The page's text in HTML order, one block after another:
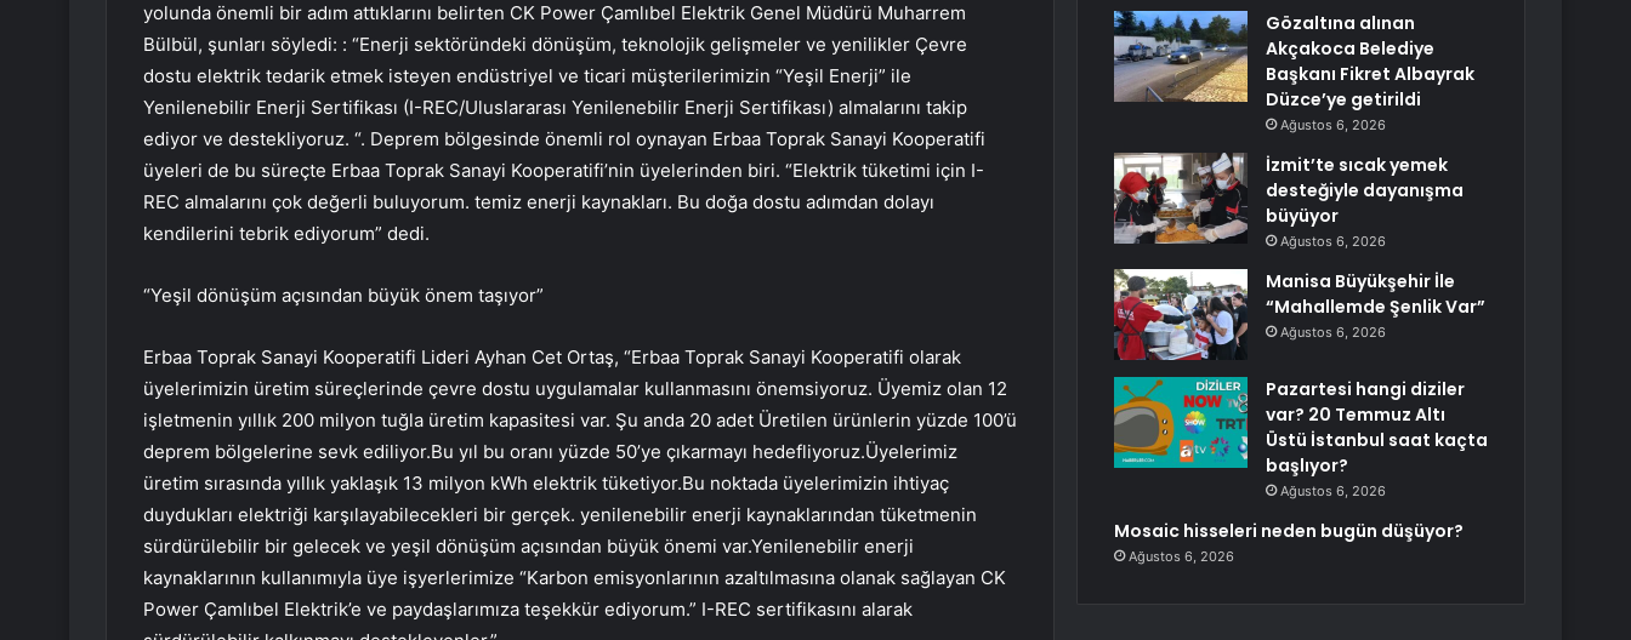
yolunda önemli bir adım attıklarını belirten CK Power Çamlıbel Elektrik Genel Müdürü Muharrem
Bülbül, şunları söyledi: : “Enerji sektöründeki dönüşüm, teknolojik gelişmeler ve yenilikler Çevre
dostu elektrik tedarik etmek isteyen endüstriyel ve ticari müşterilerimizin “Yeşil Enerji” ile
Yenilenebilir Enerji Sertifikası (I-REC/Uluslararası Yenilenebilir Enerji Sertifikası) almalarını takip
ediyor ve destekliyoruz. “. Deprem bölgesinde önemli rol oynayan Erbaa Toprak Sanayi Kooperatifi
üyeleri de bu süreçte Erbaa Toprak Sanayi Kooperatifi’nin üyelerinden biri. “Elektrik tüketimi için I-
REC almalarını çok değerli buluyorum. temiz enerji kaynakları. Bu doğa dostu adımdan dolayı
kendilerini tebrik ediyorum” dedi.
“Yeşil dönüşüm açısından büyük önem taşıyor”
Erbaa Toprak Sanayi Kooperatifi Lideri Ayhan Cet Ortaş, “Erbaa Toprak Sanayi Kooperatifi olarak
üyelerimizin üretim süreçlerinde çevre dostu uygulamalar kullanmasını önemsiyoruz. Üyemiz olan 12
işletmenin yıllık 200 milyon tuğla üretim kapasitesi var. Şu anda 20 adet Üretilen ürünlerin yüzde 100’ü
deprem bölgelerine sevk ediliyor.Bu yıl bu oranı yüzde 50’ye çıkarmayı hedefliyoruz.Üyelerimiz
üretim sırasında yıllık yaklaşık 13 milyon kWh elektrik tüketiyor.Bu noktada üyelerimizin ihtiyaç
duydukları elektriği karşılayabilecekleri bir gerçek. yenilenebilir enerji kaynaklarından tüketmenin
sürdürülebilir bir gelecek ve yeşil dönüşüm açısından büyük önemi var.Yenilenebilir enerji
kaynaklarının kullanımıyla üye işyerlerimize “Karbon emisyonlarının azaltılmasına olanak sağlayan CK
Power Çamlıbel Elektrik’e ve paydaşlarımıza teşekkür ediyorum.” I-REC sertifikasını alarak
Gözaltına alınan
Akçakoca Belediye
Başkanı Fikret Albayrak
Düzce’ye getirildi
Ağustos 6, 2026
İzmit’te sıcak yemek
desteğiyle dayanışma
büyüyor
Ağustos 6, 2026
Manisa Büyükşehir İle
“Mahallemde Şenlik Var”
Ağustos 6, 2026
Pazartesi hangi diziler
var? 20 Temmuz Altı
Üstü İstanbul saat kaçta
başlıyor?
Ağustos 6, 2026
Mosaic hisseleri neden bugün düşüyor?
Ağustos 6, 2026